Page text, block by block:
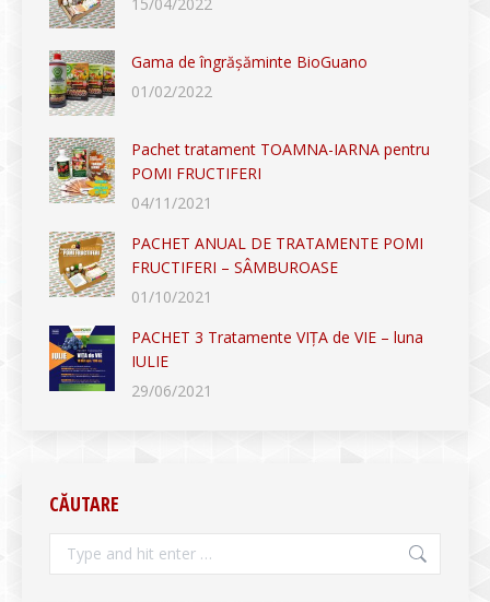
Gama de îngrășăminte BioGuano
01/02/2022
Pachet tratament TOAMNA-IARNA pentru
POMI FRUCTIFERI
04/11/2021
PACHET ANUAL DE TRATAMENTE POMI
FRUCTIFERI – SÂMBUROASE
01/10/2021
PACHET 3 Tratamente VIȚA de VIE – luna
IULIE
29/06/2021
CĂUTARE
Search: